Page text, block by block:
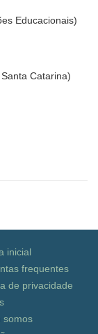
Educacionais)
Catarina)
inicial
frequentes
de privacidade
somos